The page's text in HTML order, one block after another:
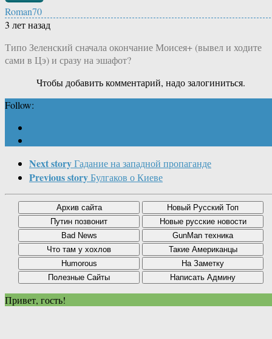
Roman70
3 лет назад
Типо Зеленский сначала окончание Моисея+ (вывел и ходите
сами в Цэ) и сразу на эшафот?
Чтобы добавить комментарий, надо залогиниться.
Follow:
Next storyГадание на западной пропаганде
Previous storyБулгаков о Киеве
Привет, гость!